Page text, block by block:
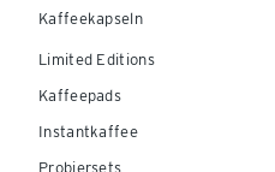
Kaffeekapseln
Limited Editions
Kaffeepads
Instantkaffee
Probiersets